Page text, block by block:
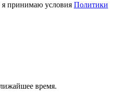
я принимаю условия Политики
время.